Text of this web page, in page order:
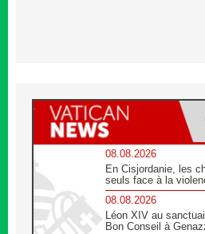
08.08.2026
En Cisjordanie, les
seuls face à la
08.08.2026
Léon XIV au
Bon Conseil à